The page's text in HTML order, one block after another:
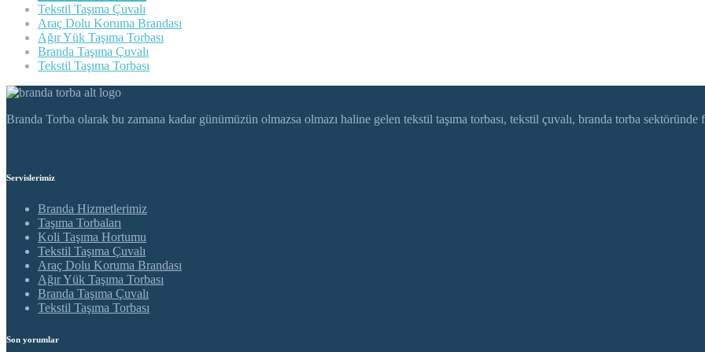
Tekstil Taşıma Çuvalı
Araç Dolu Koruma Brandası
Ağır Yük Taşıma Torbası
Branda Taşıma Çuvalı
Tekstil Taşıma Torbası
Branda Torba olarak bu zamana kadar günümüzün olmazsa olmazı haline gelen tekstil taşıma torbası, tekstil çuvalı, branda torba
Servislerimiz
Branda Hizmetlerimiz
Taşıma Torbaları
Koli Taşıma Hortumu
Tekstil Taşıma Çuvalı
Araç Dolu Koruma Brandası
Ağır Yük Taşıma Torbası
Branda Taşıma Çuvalı
Tekstil Taşıma Torbası
Son yorumlar